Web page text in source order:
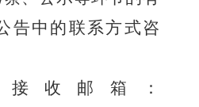
告中的联系方式咨
收邮箱：